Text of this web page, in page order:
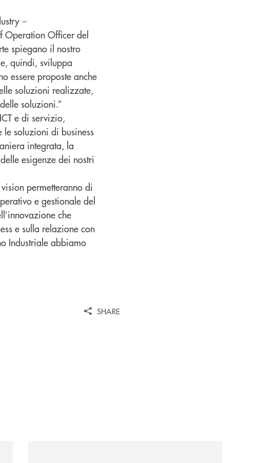
–
Operation Officer del
spiegano il nostro
quindi, sviluppa
essere proposte anche
soluzioni realizzate,
soluzioni.”
e di servizio,
soluzioni di business
integrata, la
esigenze dei nostri
permetteranno di
e gestionale del
che
e sulla relazione con
Industriale abbiamo
SHARE